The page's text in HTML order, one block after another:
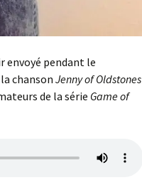
envoyé pendant le
chanson Jenny of Oldstones
de la série Game of